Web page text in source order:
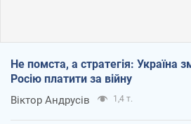
Не помста, а стратегія: Україна
Росію платити за війну
Віктор Андрусів 1,4 т.